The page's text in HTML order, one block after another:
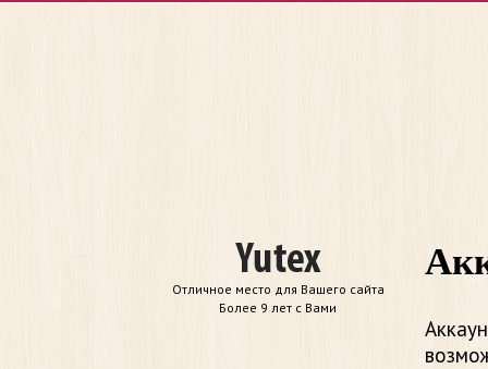
Отличное место для Вашего сайта
Более 9 лет с Вами